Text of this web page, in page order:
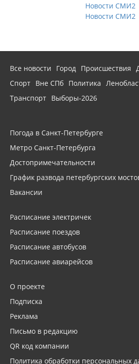
Новости СМИ2
Новости СМИ2
Все новости Город Происшествия
Спорт Вне СПб Политика
Транспорт Выборы-2026
Погода в Санкт-Петербурге
Метро Санкт-Петербурга
Достопримечательности
График развода петербургских
Вакансии
Расписание электричек
Расписание поездов
Расписание автобусов
Расписание авиарейсов
О проекте
Подписка
Реклама
Письмо в редакцию
QR код компании
Политика обработки персональных